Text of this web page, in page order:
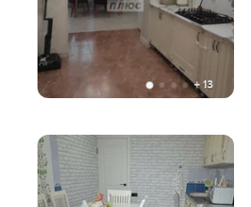
+ 13